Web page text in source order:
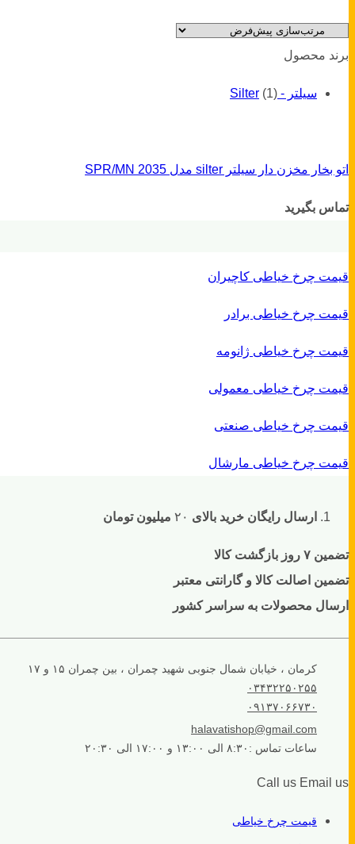
برند محصول
سیلتر - Silter (1)
اتو بخار مخزن دار سیلتر silter مدل SPR/MN 2035
تماس بگیرید
قیمت چرخ خیاطی کاچیران
قیمت چرخ خیاطی برادر
قیمت چرخ خیاطی ژانومه
قیمت چرخ خیاطی معمولی
قیمت چرخ خیاطی صنعتی
قیمت چرخ خیاطی مارشال
ارسال رایگان خرید بالای میلیون تومان
تضمین ۷ روز بازگشت کالا
تضمین اصالت کالا و گارانتی معتبر
ارسال محصولات به سراسر کشور
کرمان ، خیابان شمال جنوبی شهید چمران ، بین چمران ۱۵ و ۱۷
۰۳۴۳۲۲۵۰۲۵۵
۰۹۱۳۷۰۶۶۷۳۰
halavatishop@gmail.com
ساعات تماس :۸:۳۰ الی ۱۳:۰۰ و ۱۷:۰۰ الی ۲۰:۳۰
Call us Email us
قیمت چرخ خیاطی